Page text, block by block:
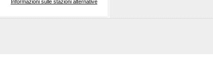
Informazioni sulle stazioni alternative